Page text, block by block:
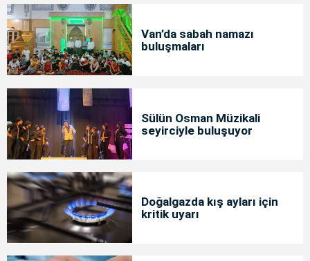
Van’da sabah namazı
buluşmaları
Sülün Osman Müzikali
seyirciyle buluşuyor
Doğalgazda kış ayları için
kritik uyarı